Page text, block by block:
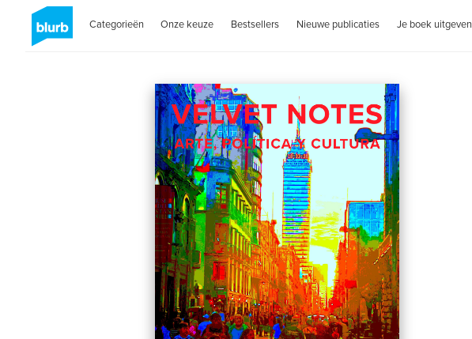
Categorieën Onze keuze Bestsellers Nieuwe publicaties Je boek uitgeven